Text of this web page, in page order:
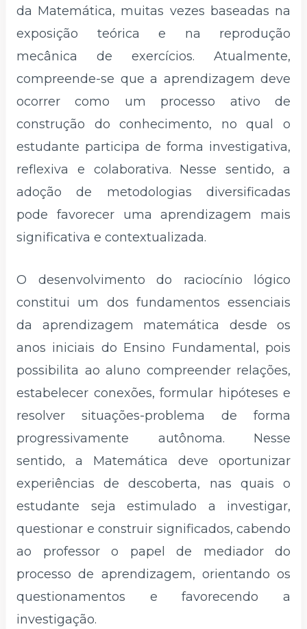
da Matemática, muitas vezes baseadas na
exposição teórica e na reprodução
mecânica de exercícios. Atualmente,
compreende-se que a aprendizagem deve
ocorrer como um processo ativo de
construção do conhecimento, no qual o
estudante participa de forma investigativa,
reflexiva e colaborativa. Nesse sentido, a
adoção de metodologias diversificadas
pode favorecer uma aprendizagem mais
significativa e contextualizada.
O desenvolvimento do raciocínio lógico
constitui um dos fundamentos essenciais
da aprendizagem matemática desde os
anos iniciais do Ensino Fundamental, pois
possibilita ao aluno compreender relações,
estabelecer conexões, formular hipóteses e
resolver situações-problema de forma
progressivamente autônoma. Nesse
sentido, a Matemática deve oportunizar
experiências de descoberta, nas quais o
estudante seja estimulado a investigar,
questionar e construir significados, cabendo
ao professor o papel de mediador do
processo de aprendizagem, orientando os
questionamentos e favorecendo a
investigação.